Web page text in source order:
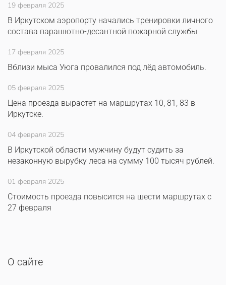
19 февраля 2025
В Иркутском аэропорту начались тренировки личного
состава парашютно-десантной пожарной службы
17 февраля 2025
Вблизи мыса Уюга провалился под лёд автомобиль.
05 февраля 2025
Цена проезда вырастет на маршрутах 10, 81, 83 в
Иркутске.
04 февраля 2025
В Иркутской области мужчину будут судить за
незаконную вырубку леса на сумму 100 тысяч рублей.
01 февраля 2025
Стоимость проезда повысится на шести маршрутах с
27 февраля
О сайте